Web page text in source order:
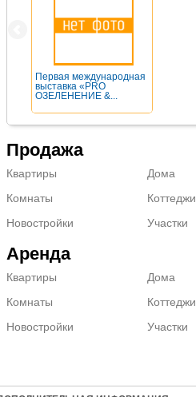
Первая международная
выставка «PRO
ОЗЕЛЕНЕНИЕ &...
Продажа
Квартиры
Комнаты
Новостройки
Дома
Коттеджи
Участки
Аренда
Квартиры
Комнаты
Новостройки
Дома
Коттеджи
Участки